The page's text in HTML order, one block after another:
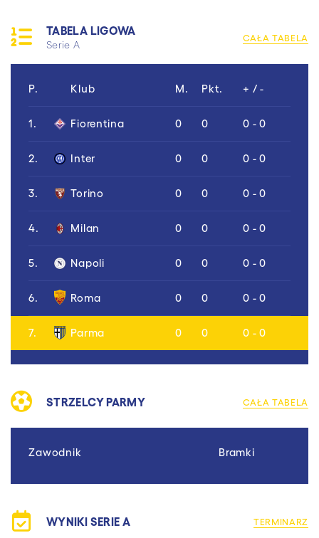
TABELA LIGOWA
Serie A
CAŁA TABELA
P. Klub M. Pkt. + / -
1. Fiorentina 0 0 0 - 0
2. Inter 0 0 0 - 0
3. Torino 0 0 0 - 0
4. Milan 0 0 0 - 0
5. Napoli 0 0 0 - 0
6. Roma 0 0 0 - 0
7. Parma 0 0 0 - 0
STRZELCY PARMY CAŁA TABELA
Zawodnik Bramki
WYNIKI SERIE A TERMINARZ